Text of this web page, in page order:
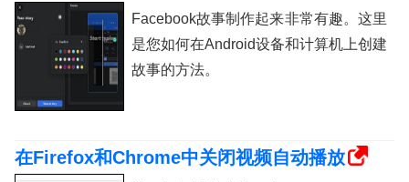
Facebook故事制作起来非常有趣。这里
是您如何在Android设备和计算机上创建
故事的方法。
在Firefox和Chrome中关闭视频自动播放